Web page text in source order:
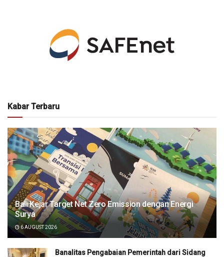
Kabar Terbaru
Bali Kejar Target Net Zero Emission dengan Energi
Surya
6 AUGUST 2026
Banalitas Pengabaian Pemerintah dari Sidang